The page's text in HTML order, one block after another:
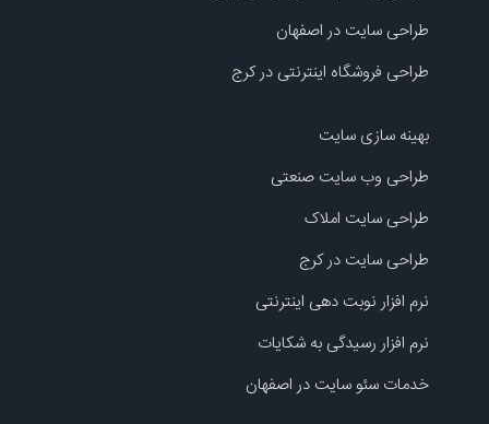
طراحی سایت در اصفهان
طراحی فروشگاه اینترنتی در کرج
بهینه سازی سایت
طراحی وب سایت صنعتی
طراحی سایت املاک
طراحی سایت در کرج
نرم افزار نوبت دهی اینترنتی
نرم افزار رسیدگی به شکایات
خدمات سئو سایت در اصفهان